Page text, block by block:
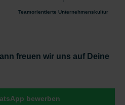
Teamorientierte Unternehmenskultur
freuen wir uns auf Deine
bewerben